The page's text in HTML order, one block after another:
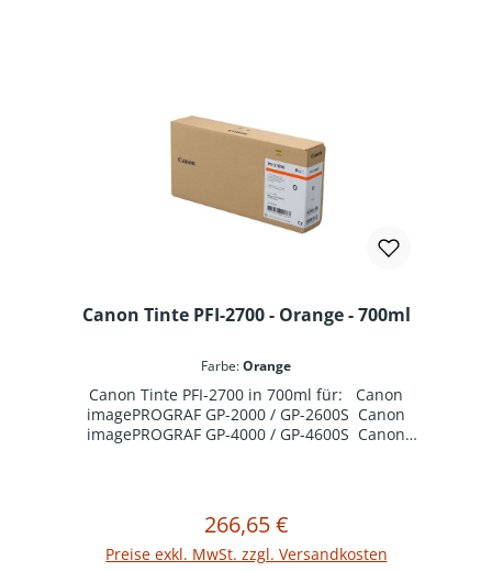
Canon Tinte PFI-2700 - Orange - 700ml
Farbe:Orange
Canon Tinte PFI-2700 in 700ml für: Canon
imagePROGRAF GP-2000 / GP-2600S Canon
imagePROGRAF GP-4000 / GP-4600S Canon
Regulärer Preis:
266,65 €
Preise exkl. MwSt. zzgl. Versandkosten
In den Warenkorb